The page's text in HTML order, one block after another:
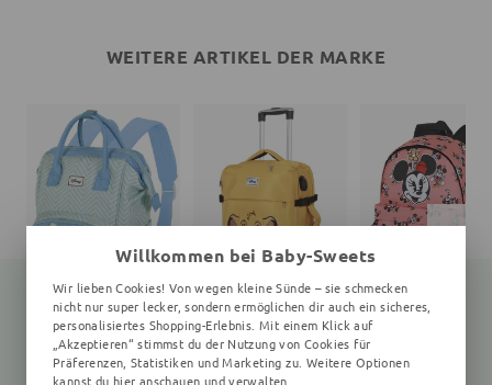
WEITERE ARTIKEL DER MARKE
Wickelrucksack Stitch
25x40x20 cm, Zickzack, Punkte, mint, hellblau
Koffer König der Löwen
35x55x20 cm, gelb
Rucksack
Unifarben
Willkommen bei Baby-Sweets
Wir lieben Cookies! Von wegen kleine Sünde – sie schmecken
nicht nur super lecker, sondern ermöglichen dir auch ein sicheres,
personalisiertes Shopping-Erlebnis. Mit einem Klick auf
„Akzeptieren“ stimmst du der Nutzung von Cookies für
Präferenzen, Statistiken und Marketing zu. Weitere Optionen
kannst du hier anschauen und verwalten.